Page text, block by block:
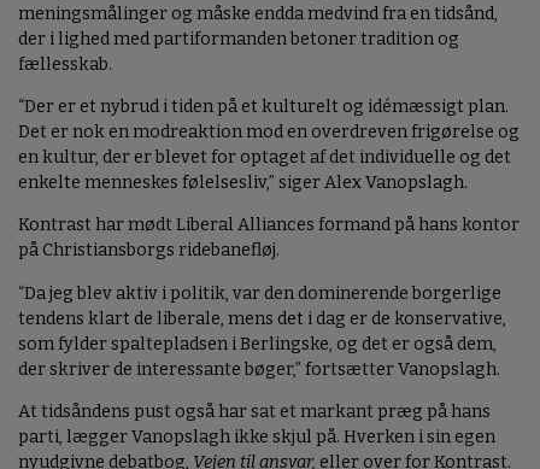
meningsmålinger og måske endda medvind fra en tidsånd,
der i lighed med partiformanden betoner tradition og
fællesskab.
“Der er et nybrud i tiden på et kulturelt og idémæssigt plan.
Det er nok en modreaktion mod en overdreven frigørelse og
en kultur, der er blevet for optaget af det individuelle og det
enkelte menneskes følelsesliv,” siger Alex Vanopslagh.
Kontrast har mødt Liberal Alliances formand på hans kontor
på Christiansborgs ridebanefløj.
“Da jeg blev aktiv i politik, var den dominerende borgerlige
tendens klart de liberale, mens det i dag er de konservative,
som fylder spaltepladsen i Berlingske, og det er også dem,
der skriver de interessante bøger,” fortsætter Vanopslagh.
At tidsåndens pust også har sat et markant præg på hans
parti, lægger Vanopslagh ikke skjul på. Hverken i sin egen
nyudgivne debatbog, Vejen til ansvar, eller over for Kontrast.